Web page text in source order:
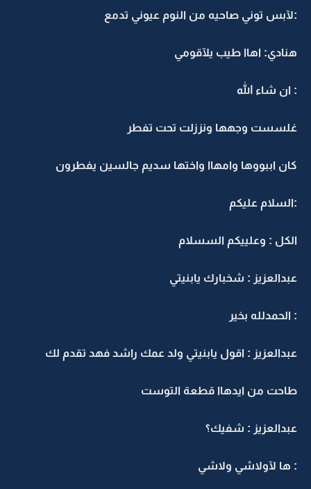
:لآبس توني صاحيه من النوم عيوني تدمع
هنادي: اهاا طيب يلآقومي
: ان شاء الله
غلسست وجهها ونززلت تحت تفطر
كان اببووها وامهاا واختها سديم جالسين يفطرون
:السلام عليكم
الكل : وعلييكم السسلام
عبدالعزيز : شخبارك يابنيتي
: الحمدلله بخير
عبدالعزيز : اقول يابنيتي ولد عمك راشد فهد تقدم لك
طاحت من ايدهاا قطعة التوست
عبدالعزيز : شفيك؟
: ها لآولاشي ولاشي